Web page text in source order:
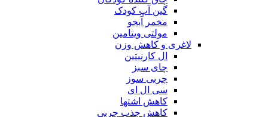
گین آپ کودک
مخمر آبجو
مولتی ویتامین
لاغری و کاهش وزن
ال کارنیتین
چای سبز
چربی سوز
سی ال ای
کاهش اشتها
کاهش جذب چربی